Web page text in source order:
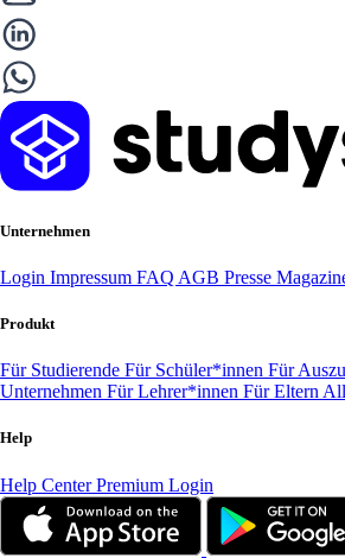
Unternehmen
Login Impressum FAQ AGB Presse
Produkt
Für Studierende Für Schüler*innen Für
Unternehmen Für Lehrer*innen Für Eltern
Help
Help CenterPremium Login